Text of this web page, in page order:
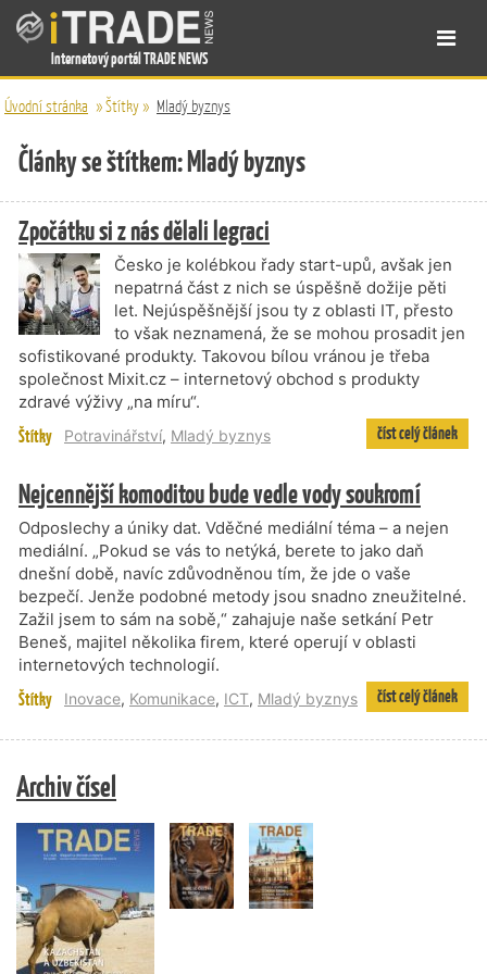
Internetový portál TRADE NEWS
Úvodní stránka »Štítky» Mladý byznys
Články se štítkem: Mladý byznys
Zpočátku si z nás dělali legraci
Česko je kolébkou řady start-upů, avšak jen
nepatrná část z nich se úspěšně dožije pěti
let. Nejúspěšnější jsou ty z oblasti IT, přesto
to však neznamená, že se mohou prosadit jen
sofistikované produkty. Takovou bílou vránou je třeba
společnost Mixit.cz – internetový obchod s produkty
zdravé výživy „na míru“.
Štítky Potravinářství, Mladý byznys číst celý článek
Nejcennější komoditou bude vedle vody soukromí
Odposlechy a úniky dat. Vděčné mediální téma – a nejen
mediální. „Pokud se vás to netýká, berete to jako daň
dnešní době, navíc zdůvodněnou tím, že jde o vaše
bezpečí. Jenže podobné metody jsou snadno zneužitelné.
Zažil jsem to sám na sobě,“ zahajuje naše setkání Petr
Beneš, majitel několika firem, které operují v oblasti
internetových technologií.
Štítky Inovace, Komunikace, ICT, Mladý byznys číst celý článek
Archiv čísel